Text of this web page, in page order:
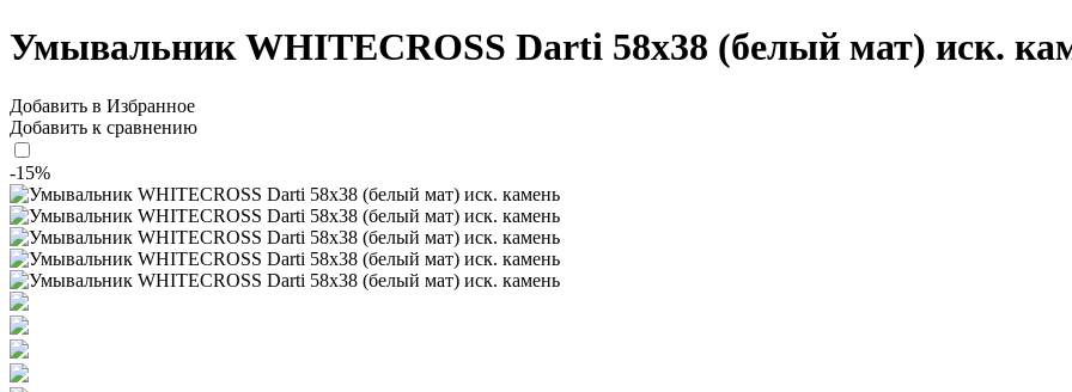
Умывальник WHITECROSS Darti 58x38 (белый мат) иск.
Добавить в Избранное
Добавить к сравнению
-15%